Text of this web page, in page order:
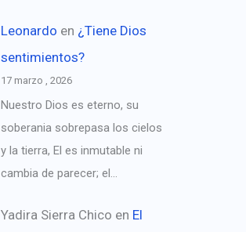
Leonardo en ¿Tiene Dios
sentimientos?
17 marzo , 2026
Nuestro Dios es eterno, su
soberania sobrepasa los cielos
y la tierra, El es inmutable ni
cambia de parecer; el…
Yadira Sierra Chico en El